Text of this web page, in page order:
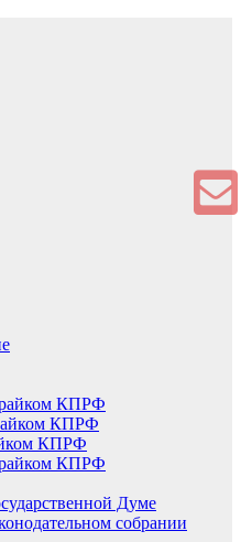
райком КПРФ
КПРФ
КПРФ
КПРФ
Думе
собрании